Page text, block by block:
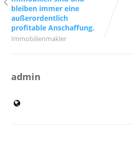
bleiben immer eine
außerordentlich
profitable Anschaffung.
Immobilienmakler
admin